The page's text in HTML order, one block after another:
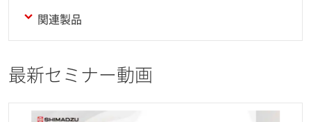
関連製品
最新セミナー動画